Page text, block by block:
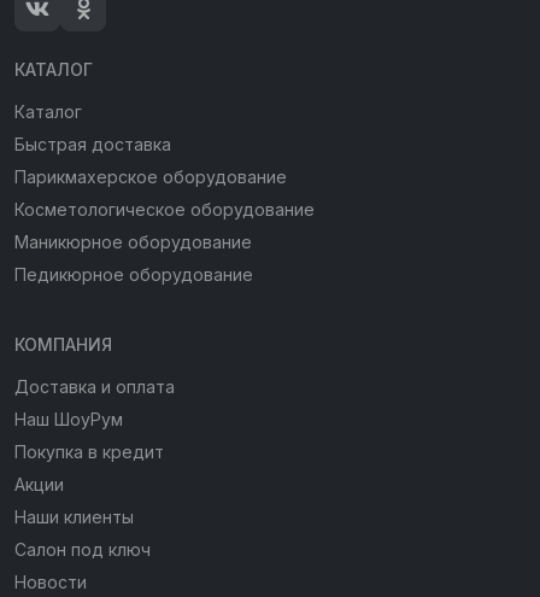
КАТАЛОГ
Каталог
Быстрая доставка
Парикмахерское оборудование
Косметологическое оборудование
Маникюрное оборудование
Педикюрное оборудование
КОМПАНИЯ
Доставка и оплата
Наш ШоуРум
Покупка в кредит
Акции
Наши клиенты
Салон под ключ
Новости